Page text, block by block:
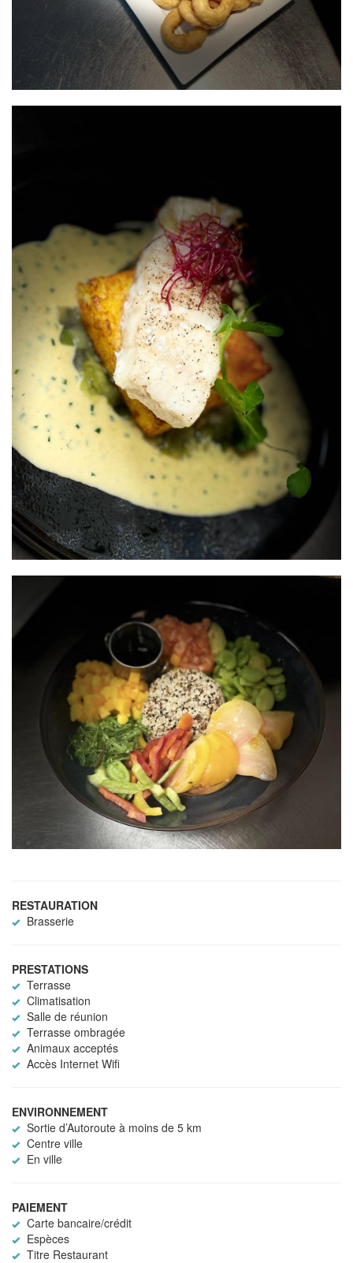
RESTAURATION
Brasserie
PRESTATIONS
Terrasse
Climatisation
Salle de réunion
Terrasse ombragée
Animaux acceptés
Accès Internet Wifi
ENVIRONNEMENT
Sortie d’Autoroute à moins de 5 km
Centre ville
En ville
PAIEMENT
Carte bancaire/crédit
Espèces
Titre Restaurant